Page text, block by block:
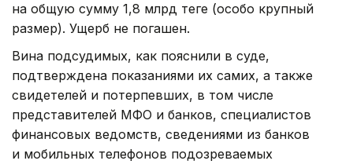
на общую сумму 1,8 млрд теңге (особо крупный
размер). Ущерб не погашен.
Вина подсудимых, как пояснили в суде,
подтверждена показаниями их самих, а также
свидетелей и потерпевших, в том числе
представителей МФО и банков, специалистов
финансовых ведомств, сведениями из банков
и мобильных телефонов подозреваемых